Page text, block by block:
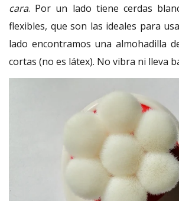
cara. Por un lado tiene cerdas
flexibles, que son las ideales para
lado encontramos una almohadilla
cortas (no es látex). No vibra ni lleva